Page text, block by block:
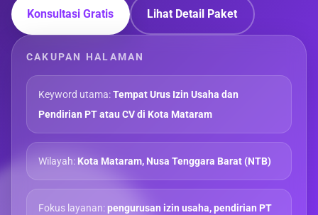
Konsultasi Gratis Lihat Detail Paket
CAKUPAN HALAMAN
Keyword utama:Tempat Urus Izin Usaha dan
Pendirian PT atau CV di Kota Mataram
Wilayah:Kota Mataram, Nusa Tenggara Barat (NTB)
Fokus layanan:pengurusan izin usaha, pendirian PT